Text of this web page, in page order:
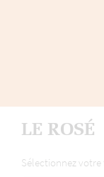
LE ROSÉ
Sélectionnez votre